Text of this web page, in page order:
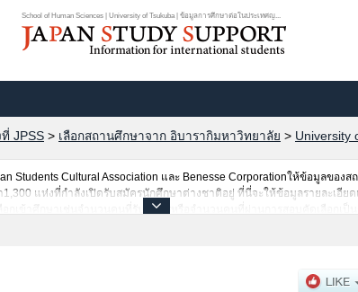
School of Human Sciences | University of Tsukuba | ข้อมูลการศึกษาต่อในประเทศญ...
JPSS > เลือกสถานศึกษาจาก อิบารากิมหาวิทยาลัย > University
Students Cultural Association และ Benesse Corporationให้ข้อมูลข
แห่งที่กำลังเปิดรับสมัครนักศึกษาต่างชาติอยู่ ที่นี่จะให้ข้อมูลรายละเอียด
กเข้าศึกษาเช่นจำนวนคนที่รับสมัครหรือจำนวนคนที่ผ่านการสอบคัดเลือกเ